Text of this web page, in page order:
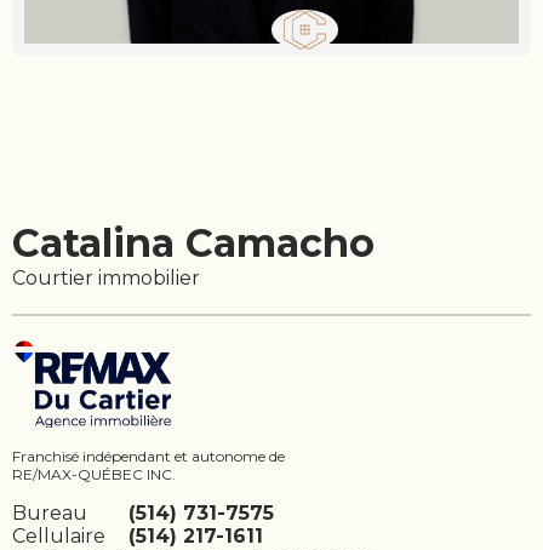
Catalina Camacho
Courtier immobilier
Franchisé indépendant et autonome de
RE/MAX-QUÉBEC INC.
Bureau
(514) 731-7575
Cellulaire
(514) 217-1611